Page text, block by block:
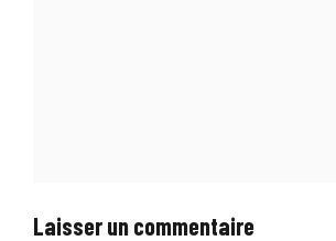
Laisser un commentaire